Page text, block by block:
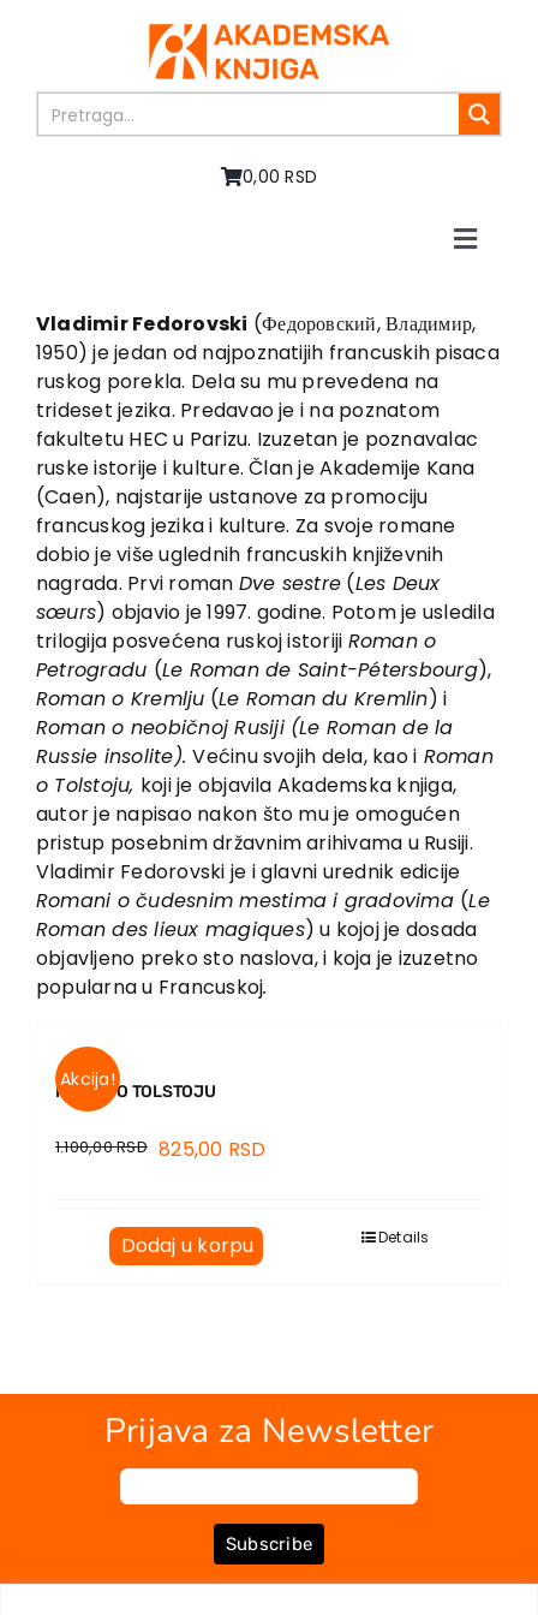
0,00 RSD
Toggle
O nama
Knjige
U pripremi
Akcija
Autori
Vesti
EU PROJEKTI
Kontakt
Vladimir Fedorovski (Федоровский, Владимир,
1950) je jedan od najpoznatijih francuskih pisaca
ruskog porekla. Dela su mu prevedena na
trideset jezika. Predavao je i na poznatom
fakultetu HEC u Parizu. Izuzetan je poznavalac
ruske istorije i kulture. Član je Akademije Kana
(Caen), najstarije ustanove za promociju
francuskog jezika i kulture. Za svoje romane
dobio je više uglednih francuskih književnih
nagrada. Prvi roman Dve sestre (Les Deux
sœurs) objavio je 1997. godine. Potom je usledila
trilogija posvećena ruskoj istoriji Roman o
Petrogradu (Le Roman de Saint-Pétersbourg),
Roman o Kremlju (Le Roman du Kremlin) i
Roman o neobičnoj Rusiji (Le Roman de la
Russie insolite).Većinu svojih dela, kao i Roman
o Tolstoju, koji je objavila Akademska knjiga,
autor je napisao nakon što mu je omogućen
pristup posebnim državnim arihivama u Rusiji.
Vladimir Fedorovski je i glavni urednik edicije
Romani o čudesnim mestima i gradovima (Le
Roman des lieux magiques) u kojoj je dosada
objavljeno preko sto naslova, i koja je izuzetno
popularna u Francuskoj.
Akcija!
ROMAN O TOLSTOJU
1.100,00RSD 825,00 RSD
Dodaj u korpu Details
Prijava za Newsletter
Subscribe